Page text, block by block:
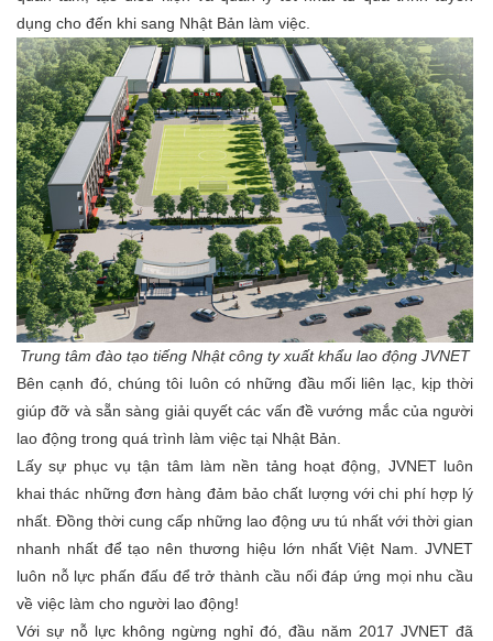
dụng cho đến khi sang Nhật Bản làm việc.
Trung tâm đào tạo tiếng Nhật công ty xuất khẩu lao động JVNET
Bên cạnh đó, chúng tôi luôn có những đầu mối liên lạc, kịp thời
giúp đỡ và sẵn sàng giải quyết các vấn đề vướng mắc của người
lao động trong quá trình làm việc tại Nhật Bản.
Lấy sự phục vụ tận tâm làm nền tảng hoạt động, JVNET luôn
khai thác những đơn hàng đảm bảo chất lượng với chi phí hợp lý
nhất. Đồng thời cung cấp những lao động ưu tú nhất với thời gian
nhanh nhất để tạo nên thương hiệu lớn nhất Việt Nam. JVNET
luôn nỗ lực phấn đấu để trở thành cầu nối đáp ứng mọi nhu cầu
về việc làm cho người lao động!
Với sự nỗ lực không ngừng nghỉ đó, đầu năm 2017 JVNET đã